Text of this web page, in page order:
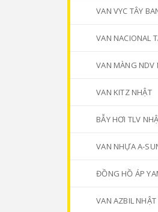
VAN VYC TÂY
VAN NACIONAL
VAN MÀNG NDV
VAN KITZ NHẬT
BẪY HƠI TLV
VAN NHỰA A-
ĐỒNG HỒ ÁP
VAN AZBIL NHẬT